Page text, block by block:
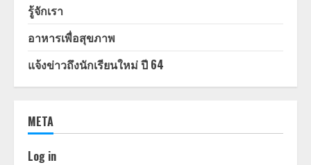
รู้จักเรา
อาหารเพื่อสุขภาพ
แจ้งข่าวถึงนักเรียนใหม่ ปี 64
META
Log in